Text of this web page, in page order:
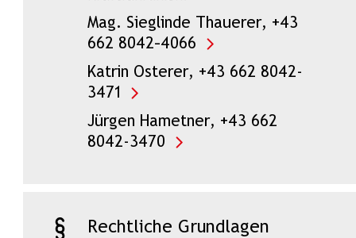
Mag. Sieglinde Thauerer, +43
662 8042–4066
Katrin Osterer, +43 662 8042-
3471
Jürgen Hametner, +43 662
8042-3470
Rechtliche Grundlagen